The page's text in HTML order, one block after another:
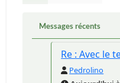
Messages récents
Re : Avec le
Pedrolino